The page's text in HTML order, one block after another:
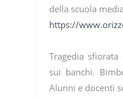
della scuola media
https://
Tragedia
sui banchi.
Alunni e docenti